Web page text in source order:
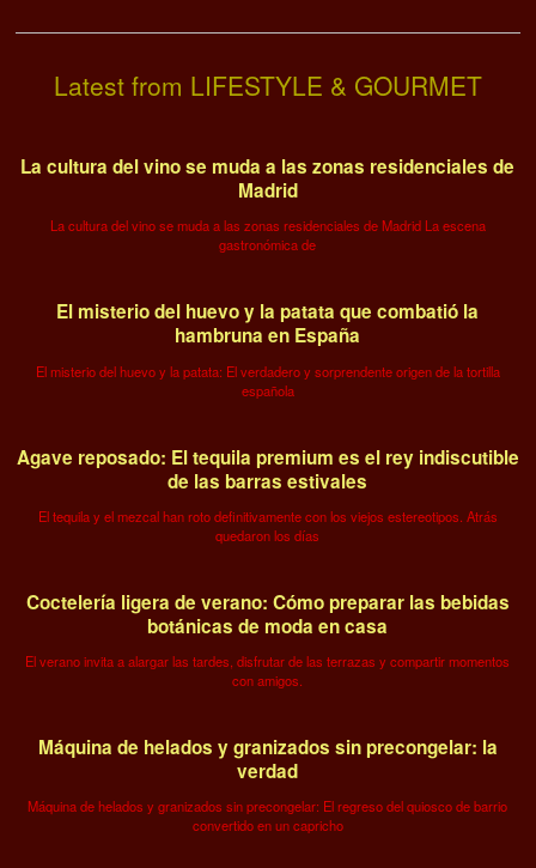
Latest from LIFESTYLE & GOURMET
La cultura del vino se muda a las zonas residenciales de
Madrid
La cultura del vino se muda a las zonas residenciales de Madrid La escena
gastronómica de
El misterio del huevo y la patata que combatió la
hambruna en España
El misterio del huevo y la patata: El verdadero y sorprendente origen de la tortilla
española
Agave reposado: El tequila premium es el rey indiscutible
de las barras estivales
El tequila y el mezcal han roto definitivamente con los viejos estereotipos. Atrás
quedaron los días
Coctelería ligera de verano: Cómo preparar las bebidas
botánicas de moda en casa
El verano invita a alargar las tardes, disfrutar de las terrazas y compartir momentos
con amigos.
Máquina de helados y granizados sin precongelar: la
verdad
Máquina de helados y granizados sin precongelar: El regreso del quiosco de barrio
convertido en un capricho